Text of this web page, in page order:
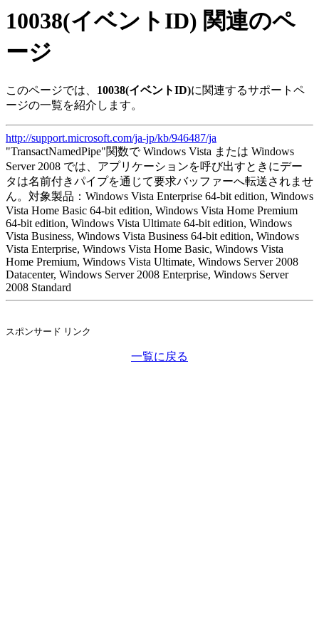
10038(イベントID) 関連のペ
ージ
このページでは、 10038(イベントID)に関連するサポートペ
ージの一覧を紹介します。
http://support.microsoft.com/ja-jp/kb/946487/ja
"TransactNamedPipe"関数で Windows Vista または Windows
Server 2008 では、アプリケーションを呼び出すときにデー
タは名前付きパイプを通じて要求バッファーへ転送されませ
ん。対象製品：Windows Vista Enterprise 64-bit edition, Windows
Vista Home Basic 64-bit edition, Windows Vista Home Premium
64-bit edition, Windows Vista Ultimate 64-bit edition, Windows
Vista Business, Windows Vista Business 64-bit edition, Windows
Vista Enterprise, Windows Vista Home Basic, Windows Vista
Home Premium, Windows Vista Ultimate, Windows Server 2008
Datacenter, Windows Server 2008 Enterprise, Windows Server
2008 Standard
スポンサード リンク
一覧に戻る